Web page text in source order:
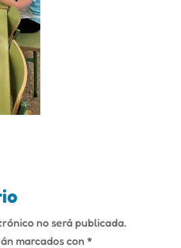
no será publicada.
marcados con*